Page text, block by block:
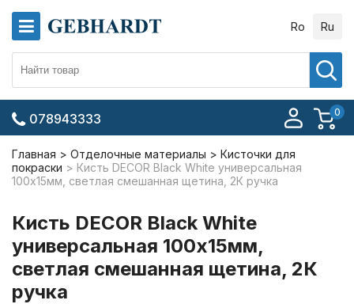
Ro Ru
0
078943333
Главная Отделочные материалы
Кисточки для
покраски
Кисть DECOR Black White универсальная
100х15мм, светлая смешанная щетина, 2К ручка
Кисть DECOR Black White
универсальная 100х15мм,
светлая смешанная щетина, 2К
ручка